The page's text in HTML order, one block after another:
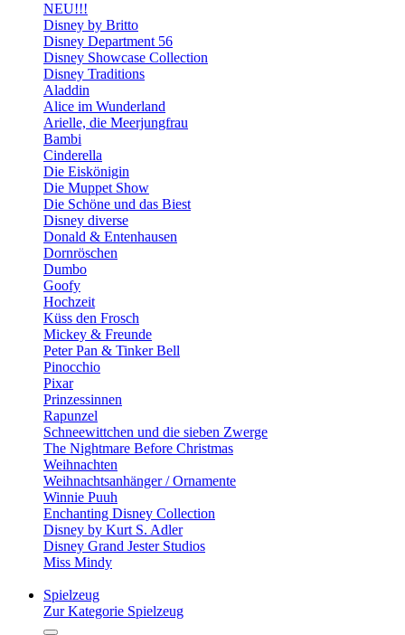
NEU!!!
Disney by Britto
Disney Department 56
Disney Showcase Collection
Disney Traditions
Aladdin
Alice im Wunderland
Arielle, die Meerjungfrau
Bambi
Cinderella
Die Eiskönigin
Die Muppet Show
Die Schöne und das Biest
Disney diverse
Donald & Entenhausen
Dornröschen
Dumbo
Goofy
Hochzeit
Küss den Frosch
Mickey & Freunde
Peter Pan & Tinker Bell
Pinocchio
Pixar
Prinzessinnen
Rapunzel
Schneewittchen und die sieben Zwerge
The Nightmare Before Christmas
Weihnachten
Weihnachtsanhänger / Ornamente
Winnie Puuh
Enchanting Disney Collection
Disney by Kurt S. Adler
Disney Grand Jester Studios
Miss Mindy
Spielzeug
Zur Kategorie Spielzeug